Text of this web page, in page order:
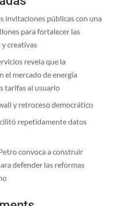
invitaciones públicas con una
para fortalecer las
creativas
revela que la
el mercado de energía
tarifas al usuario
y retroceso democrático
repetidamente datos
convoca a construir
defender las reformas